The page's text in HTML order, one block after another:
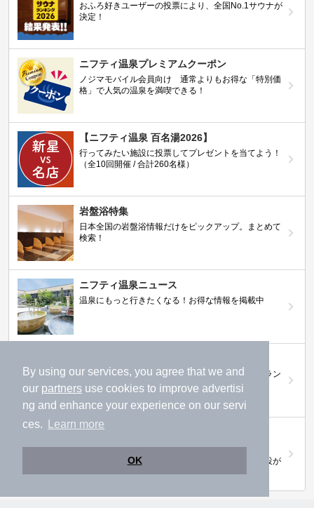
By using our services, you agree that we and
our partners use cookies to improve advertisi
ng and enhance your experience on our servi
ces.
Learn more
OK
おふろ好きユーザーの投票により、全国No.1サウナが
決定！
ニフティ温泉プレミアムクーポン
ノジマモバイル会員向け 通常よりもお得な「特別価
格」で人気の温泉を満喫できる！
【ニフティ温泉 百名湯2026】
行ってみたい施設に投票してプレゼントを当てよう！
（全10回開催 / 合計260名様）
岩盤浴特集
日本全国の岩盤浴情報だけをピックアップ。まとめて
検索！
ニフティ温泉ニュース
温泉にもっと行きたくなる！お得な情報を掲載中
温浴施設をお得に楽しめるサブスクリプションプラン
【ニフティライフスタイル株主優待のご案
内】
株主優待制度で人気の温浴施設に行こう！対象施設が
拡充されました！